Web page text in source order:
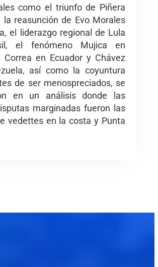
como el triunfo de Piñera
la reasunción de Evo Morales
el liderazgo regional de Lula
el fenómeno Mujica en
Correa en Ecuador y Chávez
así como la coyuntura
de ser menospreciados, se
en un análisis donde las
marginadas fueron las
vedettes en la costa y Punta